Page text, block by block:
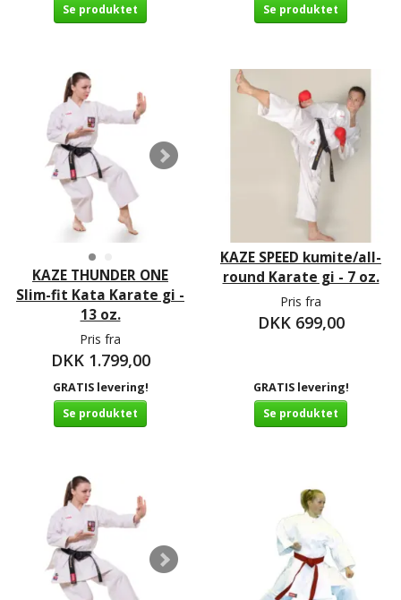
Se produktet
Se produktet
KAZE THUNDER ONE
Slim-fit Kata Karate gi -
13 oz.
Pris fra
DKK 1.799,00
GRATIS levering!
Se produktet
KAZE SPEED kumite/all-
round Karate gi - 7 oz.
Pris fra
DKK 699,00
GRATIS levering!
Se produktet